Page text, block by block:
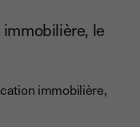
le
immobilière,